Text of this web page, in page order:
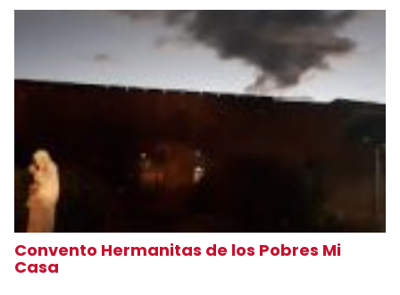
Convento Hermanitas de los Pobres Mi
Casa